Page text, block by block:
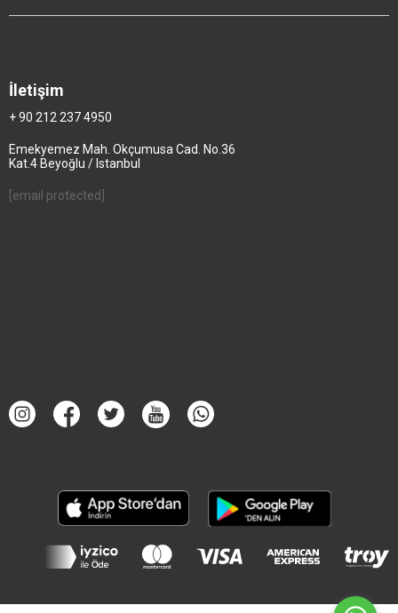
İletişim
+ 90 212 237 4950
Emekyemez Mah. Okçumusa Cad. No.36
Kat.4 Beyoğlu / Istanbul
[email protected]